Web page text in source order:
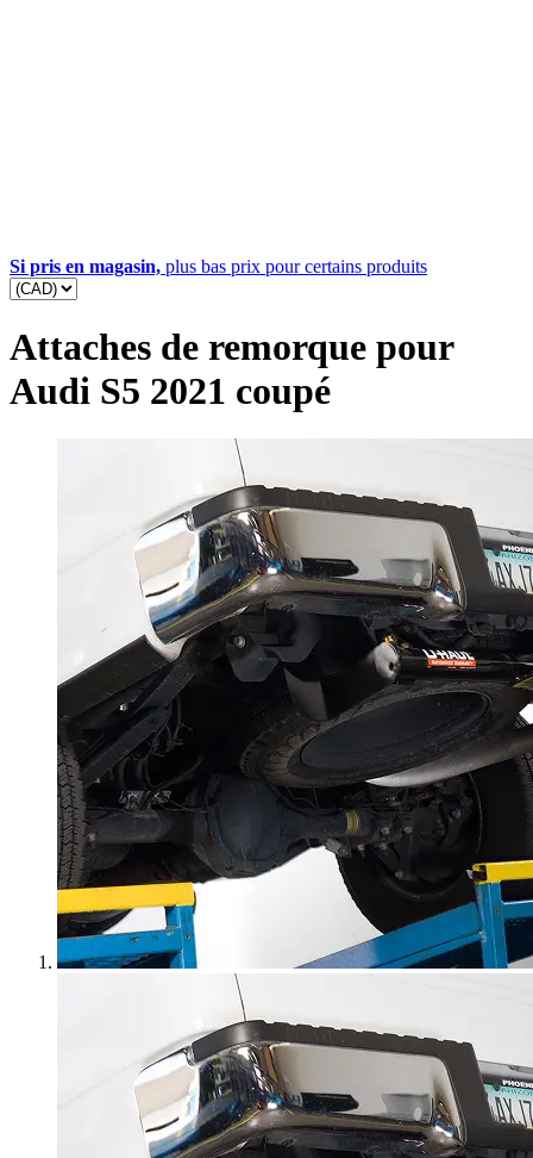
Si pris en magasin, plus bas prix pour certains produits
Attaches de remorque pour
Audi S5 2021 coupé